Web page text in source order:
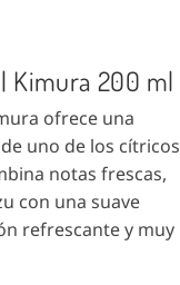
Kimura 200 ml
ofrece una
uno de los cítricos
notas frescas,
con una suave
refrescante y muy